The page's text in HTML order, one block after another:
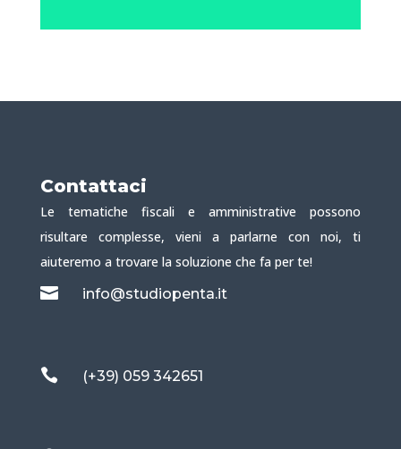
Contattaci
Le tematiche fiscali e amministrative possono
risultare complesse, vieni a parlarne con noi, ti
aiuteremo a trovare la soluzione che fa per te!
 info@studiopenta.it
 (+39) 059 342651